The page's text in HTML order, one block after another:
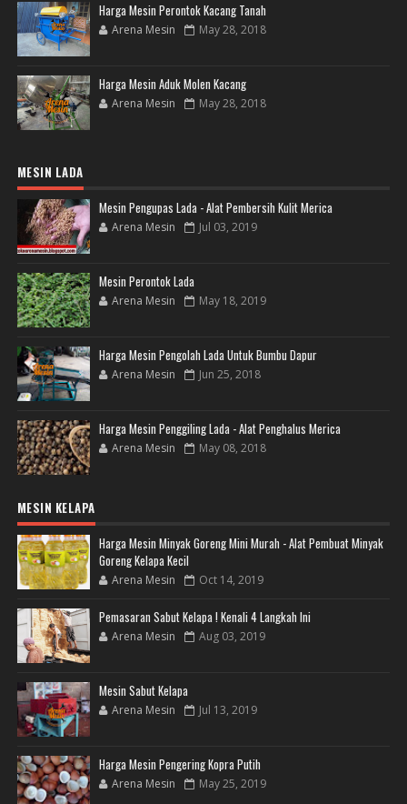
Harga Mesin Perontok Kacang Tanah
Arena Mesin May 28, 2018
Harga Mesin Aduk Molen Kacang
Arena Mesin May 28, 2018
MESIN LADA
Mesin Pengupas Lada - Alat Pembersih Kulit Merica
Arena Mesin Jul 03, 2019
Mesin Perontok Lada
Arena Mesin May 18, 2019
Harga Mesin Pengolah Lada Untuk Bumbu Dapur
Arena Mesin Jun 25, 2018
Harga Mesin Penggiling Lada - Alat Penghalus Merica
Arena Mesin May 08, 2018
MESIN KELAPA
Harga Mesin Minyak Goreng Mini Murah - Alat Pembuat Minyak
Goreng Kelapa Kecil
Arena Mesin Oct 14, 2019
Pemasaran Sabut Kelapa ! Kenali 4 Langkah Ini
Arena Mesin Aug 03, 2019
Mesin Sabut Kelapa
Arena Mesin Jul 13, 2019
Harga Mesin Pengering Kopra Putih
Arena Mesin May 25, 2019